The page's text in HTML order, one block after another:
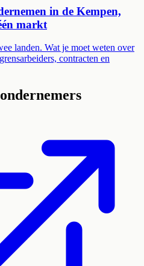
in de Kempen,
markt
landen. Wat je moet weten over
contracten en